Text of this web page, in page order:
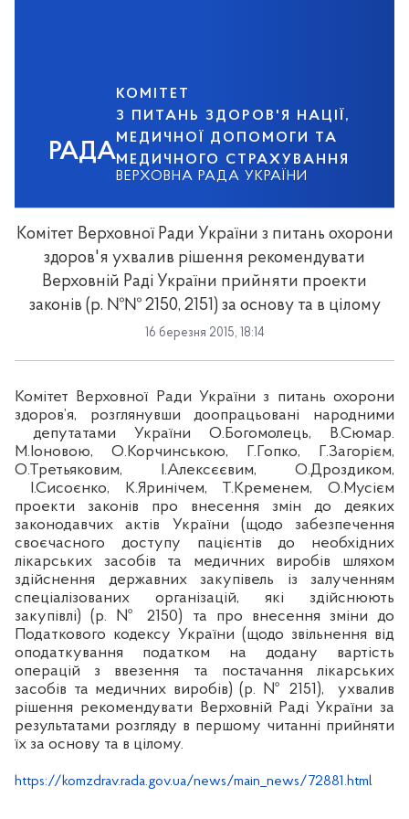
РАДА
КОМІТЕТ
З ПИТАНЬ ЗДОРОВ'Я НАЦІЇ,
МЕДИЧНОЇ ДОПОМОГИ ТА
МЕДИЧНОГО СТРАХУВАННЯ
ВЕРХОВНА РАДА УКРАЇНИ
Комітет Верховної Ради України з питань охорони
здоров'я ухвалив рішення рекомендувати
Верховній Раді України прийняти проекти
законів (р. №№ 2150, 2151) за основу та в цілому
16 березня 2015, 18:14
Комітет Верховної Ради України з питань охорони
здоров’я, розглянувши доопрацьовані народними
депутатами України О.Богомолець, В.Сюмар.
М. Іоновою, О. Корчинською, Г. Гопко, Г.Загорієм,
О.Третьяковим, І.Алексєєвим, О.Дроздиком,
І.Сисоєнко, К.Яринічем, Т.Кременем, О.Мусієм
проекти законів про внесення змін до деяких
законодавчих актів України (щодо забезпечення
своєчасного доступу пацієнтів до необхідних
лікарських засобів та медичних виробів шляхом
здійснення державних закупівель із залученням
спеціалізованих організацій, які здійснюють
закупівлі) (р. № 2150) та про внесення зміни до
Податкового кодексу України (щодо звільнення від
оподаткування податком на додану вартість
операцій з ввезення та постачання лікарських
засобів та медичних виробів) (р. № 2151),
ухвалив
рішення рекомендувати Верховній Раді України за
результатами розгляду в першому читанні прийняти
їх за основу та в цілому.
https://komzdrav.rada.gov.ua/news/main_news/72881.html